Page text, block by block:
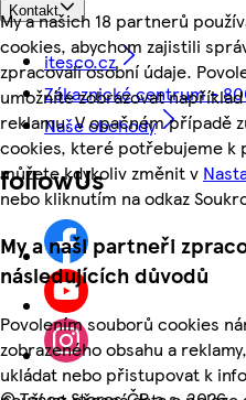
My a našich 18 partnerů
cookies, abychom zajistili
zpracovali osobní údaje.
umožníte zobrazovat
reklamu. V opačném případě
cookies, které potřebujeme k
můžete kdykoliv změnit v
nebo kliknutím na odkaz
My a naši partneři
následujících důvodů
Povolením souborů cookies
zobrazeného obsahu a
ukládat nebo přistupovat k
Kontakt
itesco.cz
Zákaznické centrum -
Naše obchody
followUs